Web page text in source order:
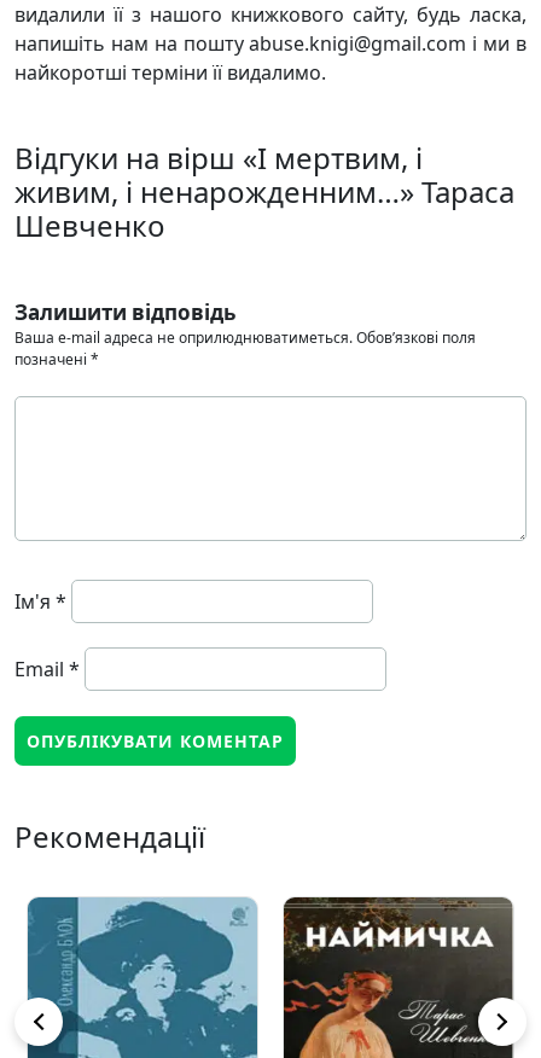
видалили її з нашого книжкового сайту, будь ласка,
напишіть нам на пошту abuse.knigi@gmail.com і ми в
найкоротші терміни її видалимо.
Відгуки на вірш «І мертвим, і
живим, і ненарожденним…» Тараса
Шевченко
Залишити відповідь
Ваша e-mail адреса не оприлюднюватиметься.Обов’язкові поля
позначені *
Ім'я *
Email *
Рекомендації